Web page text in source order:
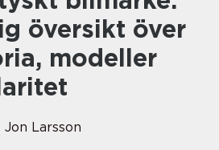
översikt över
modeller
Jon Larsson